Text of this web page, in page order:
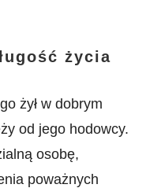
życia
żył w dobrym
od jego hodowcy.
osobę,
poważnych